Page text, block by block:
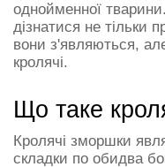
однойменної
дізнатися не тільки
вони з'являються,
кролячі.
Що таке
Кролячі зморшки
складки по обидва